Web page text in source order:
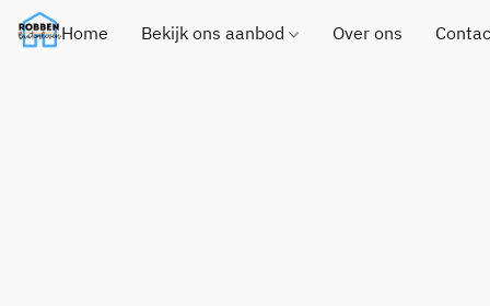
Home Bekijk ons aanbod Over ons